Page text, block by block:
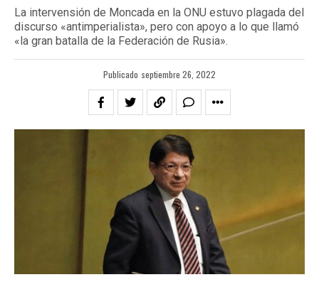
La intervensión de Moncada en la ONU estuvo plagada del
discurso «antimperialista», pero con apoyo a lo que llamó
«la gran batalla de la Federación de Rusia».
Publicado septiembre 26, 2022